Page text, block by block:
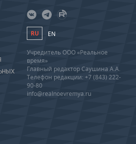
RU EN
Учредитель ООО «Реальное
время»
Главный редактор Саушина А.А.
Телефон редакции: +7 (843) 222-
90-80
info@realnoevremya.ru